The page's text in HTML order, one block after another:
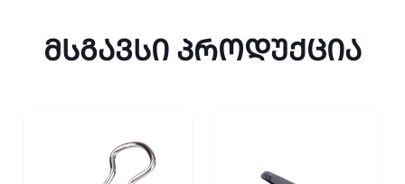
მსგავსი პროდუქცია